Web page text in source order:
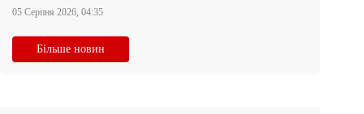
05 Серпня 2026, 04:35
Більше новин